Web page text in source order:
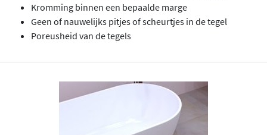
Kromming binnen een bepaalde marge
Geen of nauwelijks pitjes of scheurtjes in de tegel
Poreusheid van de tegels